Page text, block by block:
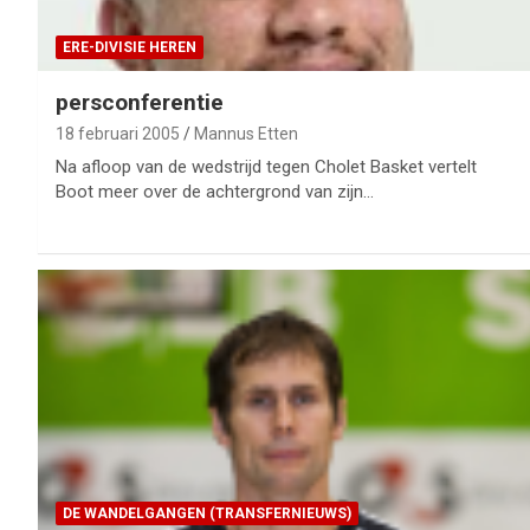
ERE-DIVISIE HEREN
persconferentie
18 februari 2005 Mannus Etten
Na afloop van de wedstrijd tegen Cholet Basket vertelt
Boot meer over de achtergrond van zijn…
DE WANDELGANGEN (TRANSFERNIEUWS)